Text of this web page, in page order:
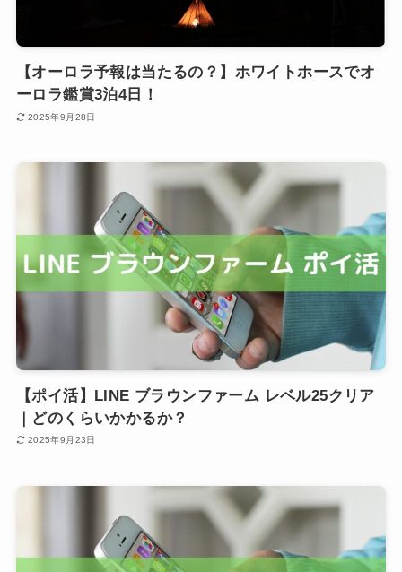
【オーロラ予報は当たるの？】ホワイトホースでオ
ーロラ鑑賞3泊4日！
2025年9月28日
【ポイ活】LINE ブラウンファーム レベル25クリア
｜どのくらいかかるか？
2025年9月23日